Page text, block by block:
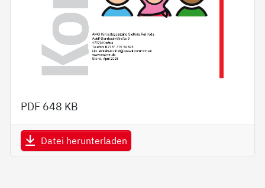
PDF 648 KB
Datei herunterladen